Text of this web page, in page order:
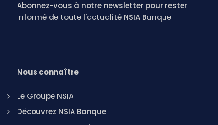
Abonnez-vous à notre newsletter pour rester
informé de toute l'actualité NSIA Banque
Nous connaître
Le Groupe NSIA
Découvrez NSIA Banque